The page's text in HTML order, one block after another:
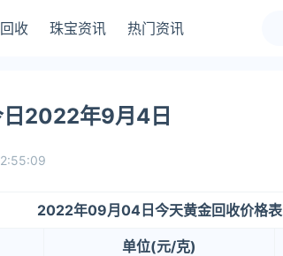
收 珠宝资讯 热门资讯
2022年9月4日
2022年09月04日今天黄金回收价格表
单位(元/克)